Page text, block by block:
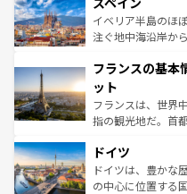
ろん、トスカーナ
景など、自然景観
ピザやパスタなど
ませてくれるイタ
なお、新着のイタ
しい。
イベリア半島のほ
注ぐ地中海沿岸か
文化が根付くこの
れる闘牛、そして
る。首都マドリー
アートに溢れた街
せる。地方によっ
ンテンツ一覧を参
フランスの基本
ット
フランスは、世界
指の観光地だ。首
で、幅広い魅力が
聖堂、美しいビー
から魅了する。ま
ドイツ
ドイツは、豊かな
の中心に位置する